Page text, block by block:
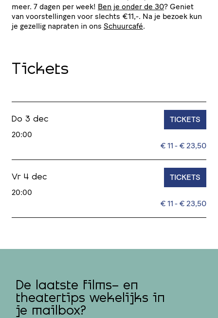
meer. 7 dagen per week! Ben je onder de 30? Geniet
van voor­stel­lingen voor slechts €11,-. Na je bezoek kun
je gezellig napraten in ons Schuurcafé.
Tickets
Do 3 dec
20:00
€ 11 - € 23,50
TICKETS
Vr 4 dec
20:00
€ 11 - € 23,50
TICKETS
De laatste films- en
theatertips wekelijks in
je mailbox?